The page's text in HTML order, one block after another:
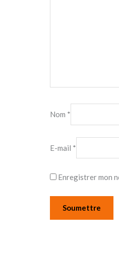
Nom *
E-mail *
Enregistrer mon